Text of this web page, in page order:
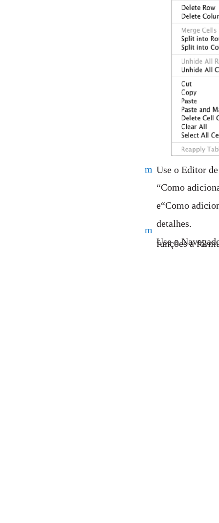
Use o Editor
m
“Como
e“Como
detalhes.
Use o
m
funções a